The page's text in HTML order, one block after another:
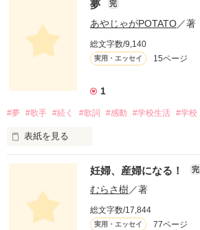
夢 完
あやじゃがPOTATO／著
総文字数/9,140
実用・エッセイ 15ページ
1
#夢 #歌手 #続く #歌詞 #感動 #学校生活 #学校
表紙を見る
あなたは「夢」ありますか？
あるアンケート調査によると
「夢」を持っている人が少ない
妊婦、産婦になる！ 完
むらさ樹／著
総文字数/17,844
実用・エッセイ 77ページ